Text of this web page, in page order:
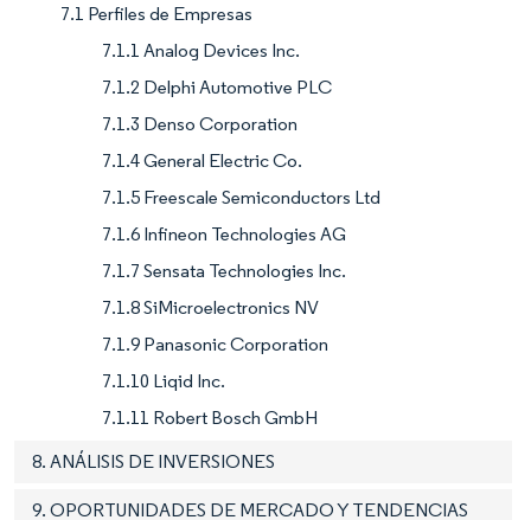
7.1 Perfiles de Empresas
7.1.1 Analog Devices Inc.
7.1.2 Delphi Automotive PLC
7.1.3 Denso Corporation
7.1.4 General Electric Co.
7.1.5 Freescale Semiconductors Ltd
7.1.6 Infineon Technologies AG
7.1.7 Sensata Technologies Inc.
7.1.8 SiMicroelectronics NV
7.1.9 Panasonic Corporation
7.1.10 Liqid Inc.
7.1.11 Robert Bosch GmbH
8. ANÁLISIS DE INVERSIONES
9. OPORTUNIDADES DE MERCADO Y TENDENCIAS